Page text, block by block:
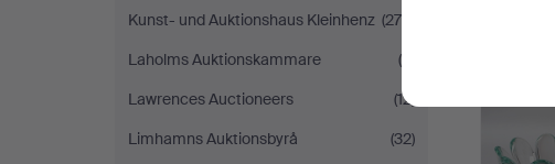
Kunst- und Auktionshaus Kleinhenz (270)
Laholms Auktionskammare
(4)
Lawrences Auctioneers
(12)
Limhamns Auktionsbyrå
(32)